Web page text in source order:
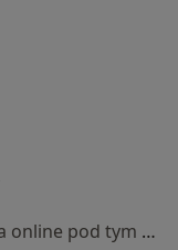
Specjalista nie oferuje umawiania online pod tym adresem.